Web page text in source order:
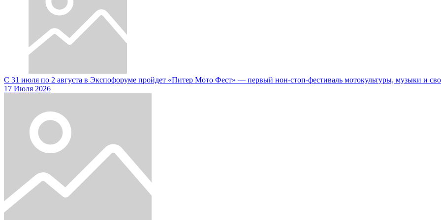
С 31 июля по 2 августа в Экспофоруме пройдет «Питер Мото Фест» — первый нон-стоп-фестиваль мотокультуры, музыки и
17 Июля 2026